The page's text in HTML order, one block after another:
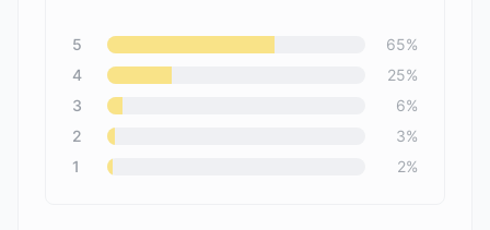
5 65%
4
25%
3
6%
2
3%
1
2%